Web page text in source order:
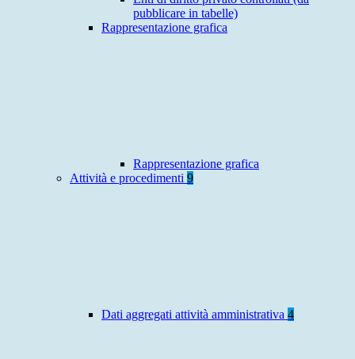
pubblicare in tabelle)
Rappresentazione grafica
Rappresentazione grafica
Attività e procedimenti 9
Dati aggregati attività amministrativa 4